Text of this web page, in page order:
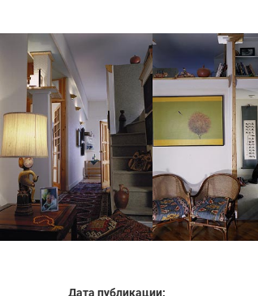
Дата публикации: